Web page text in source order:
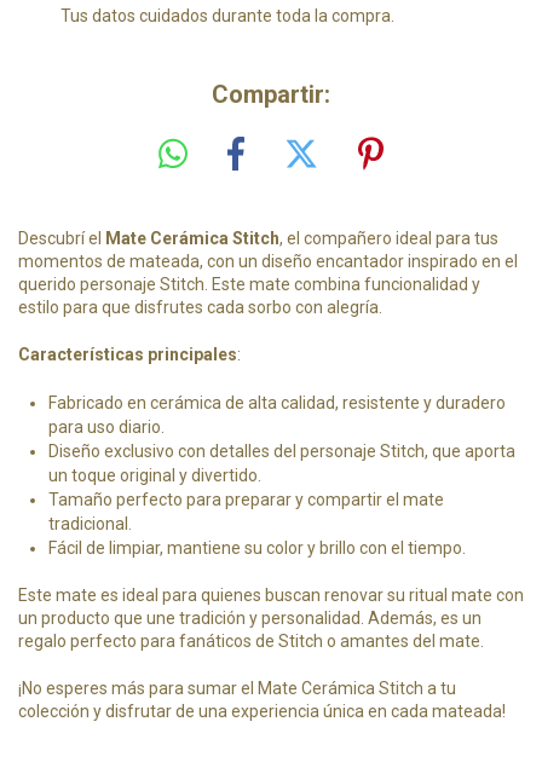
Tus datos cuidados durante toda la compra.
Compartir:
Descubrí el Mate Cerámica Stitch, el compañero ideal para tus
momentos de mateada, con un diseño encantador inspirado en el
querido personaje Stitch. Este mate combina funcionalidad y
estilo para que disfrutes cada sorbo con alegría.
Características principales:
Fabricado en cerámica de alta calidad, resistente y duradero
para uso diario.
Diseño exclusivo con detalles del personaje Stitch, que aporta
un toque original y divertido.
Tamaño perfecto para preparar y compartir el mate
tradicional.
Fácil de limpiar, mantiene su color y brillo con el tiempo.
Este mate es ideal para quienes buscan renovar su ritual mate con
un producto que une tradición y personalidad. Además, es un
regalo perfecto para fanáticos de Stitch o amantes del mate.
¡No esperes más para sumar el Mate Cerámica Stitch a tu
colección y disfrutar de una experiencia única en cada mateada!